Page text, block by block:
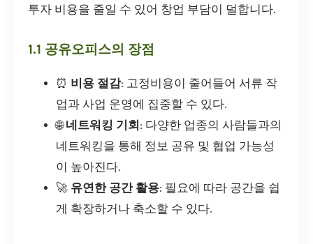
투자 비용을 줄일 수 있어 창업 부담이 덜합니다.
1.1 공유오피스의 장점
⏰ 비용 절감: 고정비용이 줄어들어 서류 작
업과 사업 운영에 집중할 수 있다.
🌐네트워킹 기회 : 다양한 업종의 사람들과의
네트워킹을 통해 정보 공유 및 협업 가능성
이 높아진다.
🚀 유연한 공간 활용: 필요에 따라 공간을 쉽
게 확장하거나 축소할 수 있다.